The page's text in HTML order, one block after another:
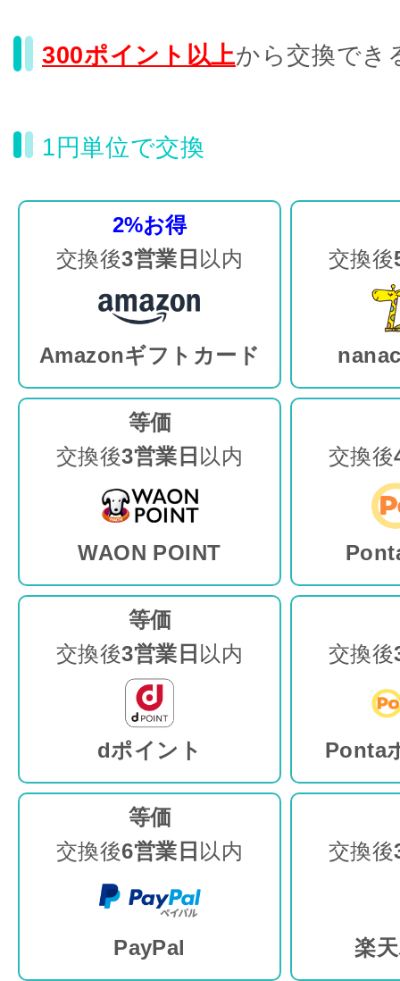
300ポイント以上から交換でき
1円単位で交換
2%お得
交換後3営業日 以内
Amazonギフトカード
交換後
等価
交換後3営業日 以内
WAON POINT
交換後
等価
交換後3営業日 以内
dポイント
交換後
Ponta
等価
交換後6営業日 以内
PayPal
交換後
楽